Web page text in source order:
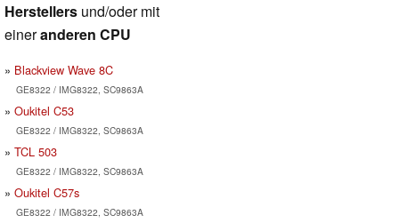
Herstellers und/oder mit
eineranderen CPU
Blackview Wave 8C
GE8322 / IMG8322, SC9863A
Oukitel C53
GE8322 / IMG8322, SC9863A
TCL 503
GE8322 / IMG8322, SC9863A
Oukitel C57s
GE8322 / IMG8322, SC9863A